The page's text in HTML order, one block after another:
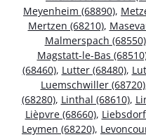
Meyenheim (68890),
Mertzen (68210),
Malmerspach (68550)
Magstatt-le-Bas
(68460), Lutter (68480),
Luemschwiller (68720)
(68280), Linthal (68610),
Lièpvre (68660),
Leymen (68220),